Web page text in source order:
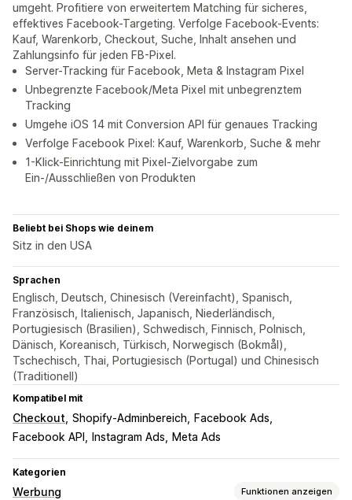
umgeht. Profitiere von erweitertem Matching für sicheres,
effektives Facebook-Targeting. Verfolge Facebook-Events:
Kauf, Warenkorb, Checkout, Suche, Inhalt ansehen und
Zahlungsinfo für jeden FB-Pixel.
Server-Tracking für Facebook, Meta & Instagram Pixel
Unbegrenzte Facebook/Meta Pixel mit unbegrenztem
Tracking
Umgehe iOS 14 mit Conversion API für genaues Tracking
Verfolge Facebook Pixel: Kauf, Warenkorb, Suche & mehr
1-Klick-Einrichtung mit Pixel-Zielvorgabe zum
Ein-/Ausschließen von Produkten
Beliebt bei Shops wie deinem
Sitz in den USA
Sprachen
Englisch, Deutsch, Chinesisch (Vereinfacht), Spanisch,
Französisch, Italienisch, Japanisch, Niederländisch,
Portugiesisch (Brasilien), Schwedisch, Finnisch, Polnisch,
Dänisch, Koreanisch, Türkisch, Norwegisch (Bokmål),
Tschechisch, Thai, Portugiesisch (Portugal) und Chinesisch
(Traditionell)
Kompatibel mit
Checkout Shopify-Adminbereich
Facebook Ads
Facebook API
Instagram Ads Meta Ads
Kategorien
Werbung Funktionen anzeigen